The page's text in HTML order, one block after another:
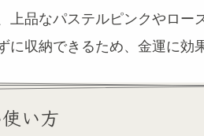
上品なパステルピンクやロー
に収納できるため、金運に効
い方